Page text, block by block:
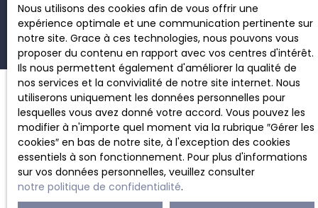
JE RECHERCHE UN BIEN
Location bureau Charleroi (6000)
Location appartement Charleroi (6000)
Vente maison mitoyenne 2 côtés Lodelinsart (6042)
Nous utilisons des cookies afin de vous offrir une
expérience optimale et une communication pertinente sur
notre site. Grace à ces technologies, nous pouvons vous
proposer du contenu en rapport avec vos centres d'intérêt.
Ils nous permettent également d'améliorer la qualité de
nos services et la convivialité de notre site internet. Nous
utiliserons uniquement les données personnelles pour
lesquelles vous avez donné votre accord. Vous pouvez les
modifier à n'importe quel moment via la rubrique ″Gérer les
cookies″ en bas de notre site, à l'exception des cookies
essentiels à son fonctionnement. Pour plus d'informations
sur vos données personnelles, veuillez consulter
notre politique de confidentialité.